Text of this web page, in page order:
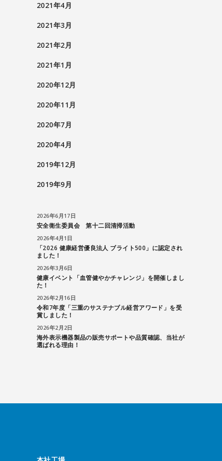
2021年4月
2021年3月
2021年2月
2021年1月
2020年12月
2020年11月
2020年7月
2020年4月
2019年12月
2019年9月
2026年6月17日
安全衛生委員会 第十二回清掃活動
2026年4月1日
「2026 健康経営優良法人 ブライト500」に認定され
ました！
2026年3月6日
健康イベント「血管健やかチャレンジ」を開催しまし
た！
2026年2月16日
令和7年度「三重のサステナブル経営アワード」を受
賞しました！
2026年2月2日
海外表示機器製品の販売サポートや品質確認、当社が
選ばれる理由！